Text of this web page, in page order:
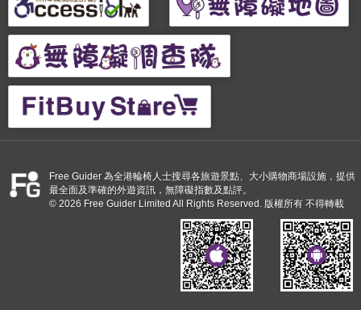
Free Guider 為全港輪椅人士搜尋各旅遊景點、大小購物商場設施，提供
最全面及準確的外遊資訊，無障礙指數及點評。
© 2026 Free Guider Limited All Rights Reserved. 版權所有 不得轉載